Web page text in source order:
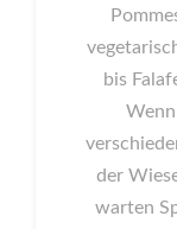
bis
der
warten